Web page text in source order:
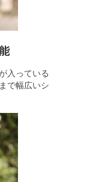
入っている
で幅広いシ